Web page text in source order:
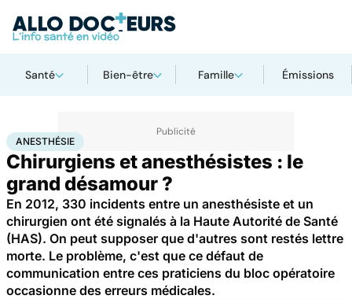
Santé Bien-être Famille Émissions
AccueilSantéMaladies Anesthésie
ANESTHÉSIE
Chirurgiens et anesthésistes : le
grand désamour ?
En 2012, 330 incidents entre un anesthésiste et un
chirurgien ont été signalés à la Haute Autorité de Santé
(HAS). On peut supposer que d'autres sont restés lettre
morte. Le problème, c'est que ce défaut de
communication entre ces praticiens du bloc opératoire
occasionne des erreurs médicales.